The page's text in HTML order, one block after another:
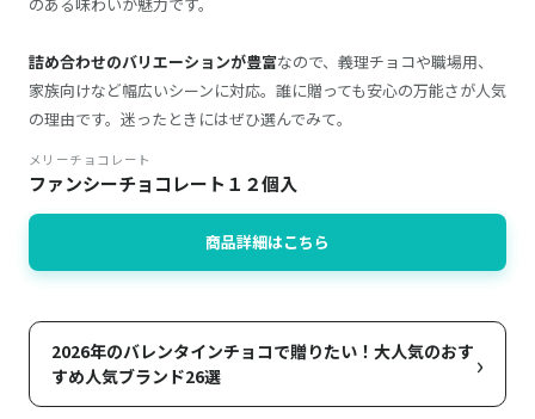
詰め合わせのバリエーションが豊富なので、義理チョコや職場用、
家族向けなど幅広いシーンに対応。誰に贈っても安心の万能さが人気
の理由です。迷ったときにはぜひ選んでみて。
メリーチョコレート
ファンシーチョコレート１２個入
商品詳細はこちら
2026年のバレンタインチョコで贈りたい！大人気のおす
すめ人気ブランド26選
›